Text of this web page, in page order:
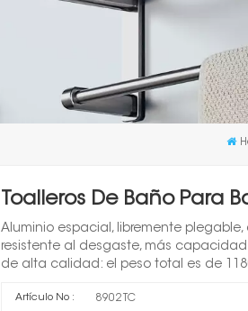
Toalleros De Baño Para
Aluminio espacial, libremente
resistente al desgaste, más
de alta calidad: el peso total es de
Artículo No : 8902 TC